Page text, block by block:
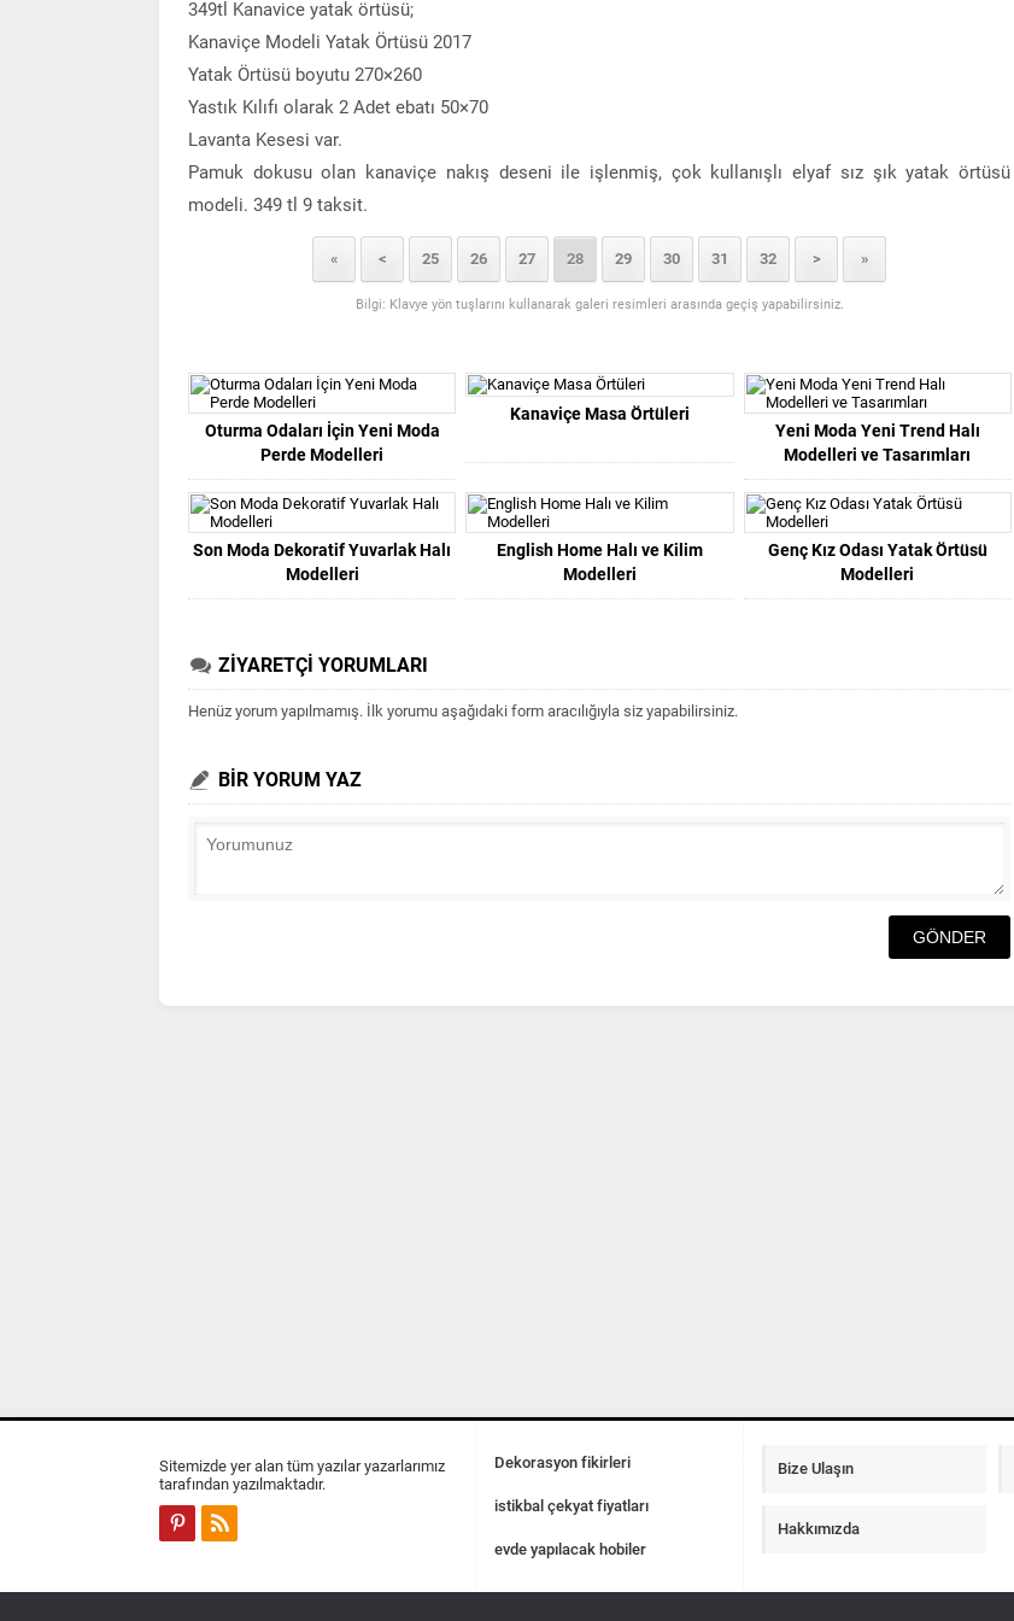
349tl Kanavice yatak örtüsü;
Kanaviçe Modeli Yatak Örtüsü 2017
Yatak Örtüsü boyutu 270×260
Yastık Kılıfı olarak 2 Adet ebatı 50×70
Lavanta Kesesi var.
Pamuk dokusu olan kanaviçe nakış deseni ile işlenmiş, çok kullanışlı elyaf sız şık yatak örtüsü
modeli. 349 tl 9 taksit.
« < 25 26 27 28 29 30 31 32 > »
Bilgi: Klavye yön tuşlarını kullanarak galeri resimleri arasında geçiş yapabilirsiniz.
Oturma Odaları İçin Yeni Moda
Perde Modelleri
Kanaviçe Masa Örtüleri
Yeni Moda Yeni Trend Halı
Modelleri ve Tasarımları
Son Moda Dekoratif Yuvarlak Halı
Modelleri
English Home Halı ve Kilim
Modelleri
Genç Kız Odası Yatak Örtüsü
Modelleri
ZİYARETÇİ YORUMLARI
Henüz yorum yapılmamış. İlk yorumu aşağıdaki form aracılığıyla siz yapabilirsiniz.
BİR YORUM YAZ
Sitemizde yer alan tüm yazılar yazarlarımız
tarafından yazılmaktadır.
Dekorasyon fikirleri
istikbal çekyat fiyatları
evde yapılacak hobiler
Bize Ulaşın
Hakkımızda